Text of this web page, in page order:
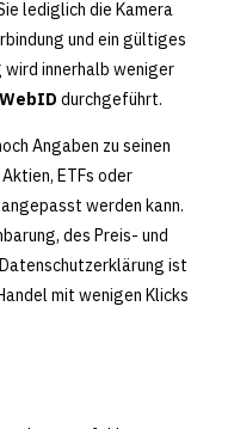
lediglich die Kamera
und ein gültiges
wird innerhalb weniger
durchgeführt.
Angaben zu seinen
ETFs oder
werden kann.
des Preis- und
ist
mit wenigen Klicks